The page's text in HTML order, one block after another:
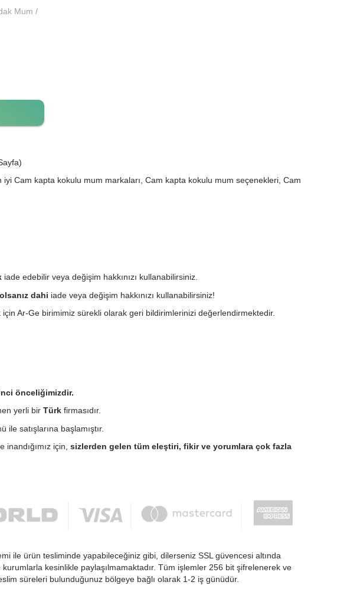
Mum /
Cam kapta kokulu mum markaları, Cam kapta kokulu mum seçenekleri, Cam
iade edebilir veya değişim hakkınızı kullanabilirsiniz.
dahi iade veya değişim hakkınızı kullanabilirsiniz!
Ar-Ge birimimiz sürekli olarak geri bildirimlerinizi değerlendirmektedir.
önceliğimizdir.
yerli bir Türk firmasıdır.
ile satışlarına başlamıştır.
için, sizlerden gelen tüm eleştiri, fikir ve yorumlara çok fazla
ile ürün tesliminde yapabileceğiniz gibi, dilerseniz SSL güvencesi altında
kesinlikle paylaşılmamaktadır. Tüm işlemler 256 bit şifrelenerek ve
süreleri bulunduğunuz bölgeye bağlı olarak 1-2 iş günüdür.